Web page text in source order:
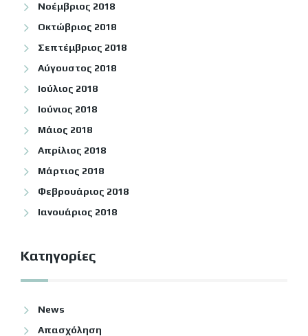
Νοέμβριος 2018
Οκτώβριος 2018
Σεπτέμβριος 2018
Αύγουστος 2018
Ιούλιος 2018
Ιούνιος 2018
Μάιος 2018
Απρίλιος 2018
Μάρτιος 2018
Φεβρουάριος 2018
Ιανουάριος 2018
Kατηγορίες
News
Απασχόληση